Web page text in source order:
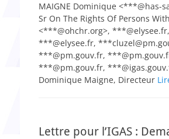
MAIGNE Dominique <***@has-
Sr On The Rights Of Persons
<***@ohchr.org>, ***@elysee.fr,
***@elysee.fr,
***@pm.gouv.fr,
***@pm.gouv.fr,
Dominique Maigne, Directeur
Lettre pour l’IGAS :